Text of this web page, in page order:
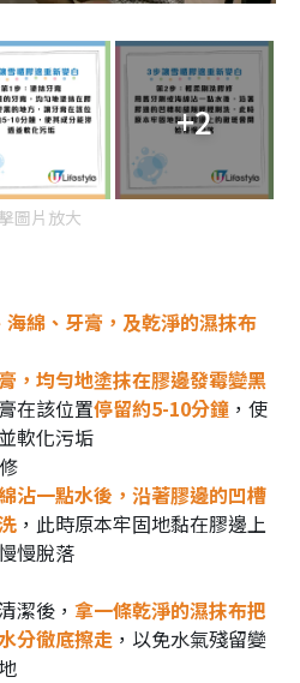
+2
圖片放大
海綿、牙膏，及乾淨的濕抹布
，均勻地塗抹在膠邊發霉變黑
在該位置停留約5-10分鐘 ，使
軟化污垢
沾一點水後，沿著膠邊的凹槽
，此時原本牢固地黏在膠邊上
慢脫落
潔後， 拿一條乾淨的濕抹布把
分徹底擦走 ，以免水氣殘留變